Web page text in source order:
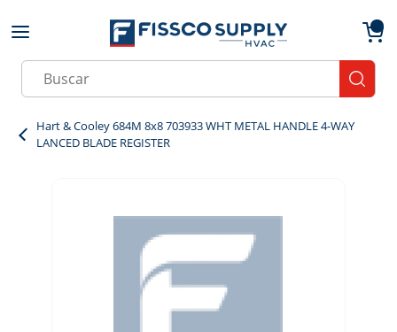
Skip to main content
Site Search
Hart & Cooley 684M 8x8 703933 WHT METAL HANDLE 4-WAY
LANCED BLADE REGISTER